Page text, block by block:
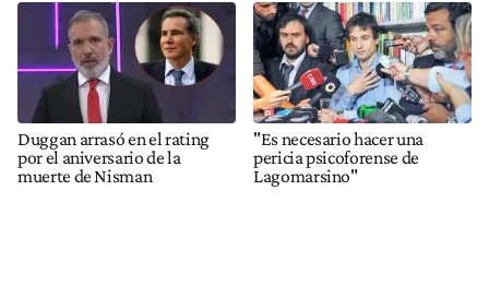
Duggan arrasó en el rating
por el aniversario de la
muerte de Nisman
"Es necesario hacer una
pericia psicoforense de
Lagomarsino"